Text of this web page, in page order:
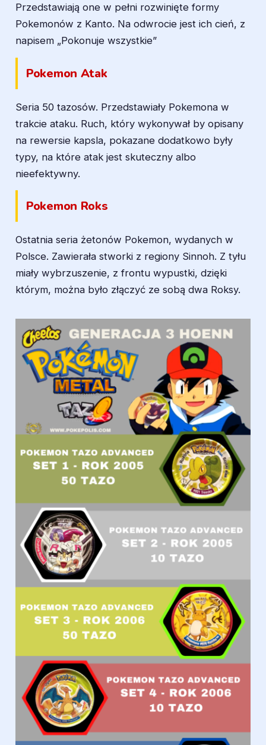
Przedstawiają one w pełni rozwinięte formy
Pokemonów z Kanto. Na odwrocie jest ich cień, z
napisem „Pokonuje wszystkie”
Pokemon Atak
Seria 50 tazosów. Przedstawiały Pokemona w
trakcie ataku. Ruch, który wykonywał by opisany
na rewersie kapsla, pokazane dodatkowo były
typy, na które atak jest skuteczny albo
nieefektywny.
Pokemon Roks
Ostatnia seria żetonów Pokemon, wydanych w
Polsce. Zawierała stworki z regiony Sinnoh. Z tyłu
miały wybrzuszenie, z frontu wypustki, dzięki
którym, można było złączyć ze sobą dwa Roksy.